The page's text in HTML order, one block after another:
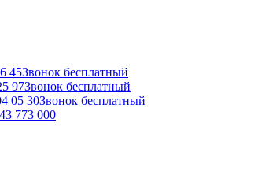
45Звонок бесплатный
97Звонок бесплатный
05 30Звонок бесплатный
773 000